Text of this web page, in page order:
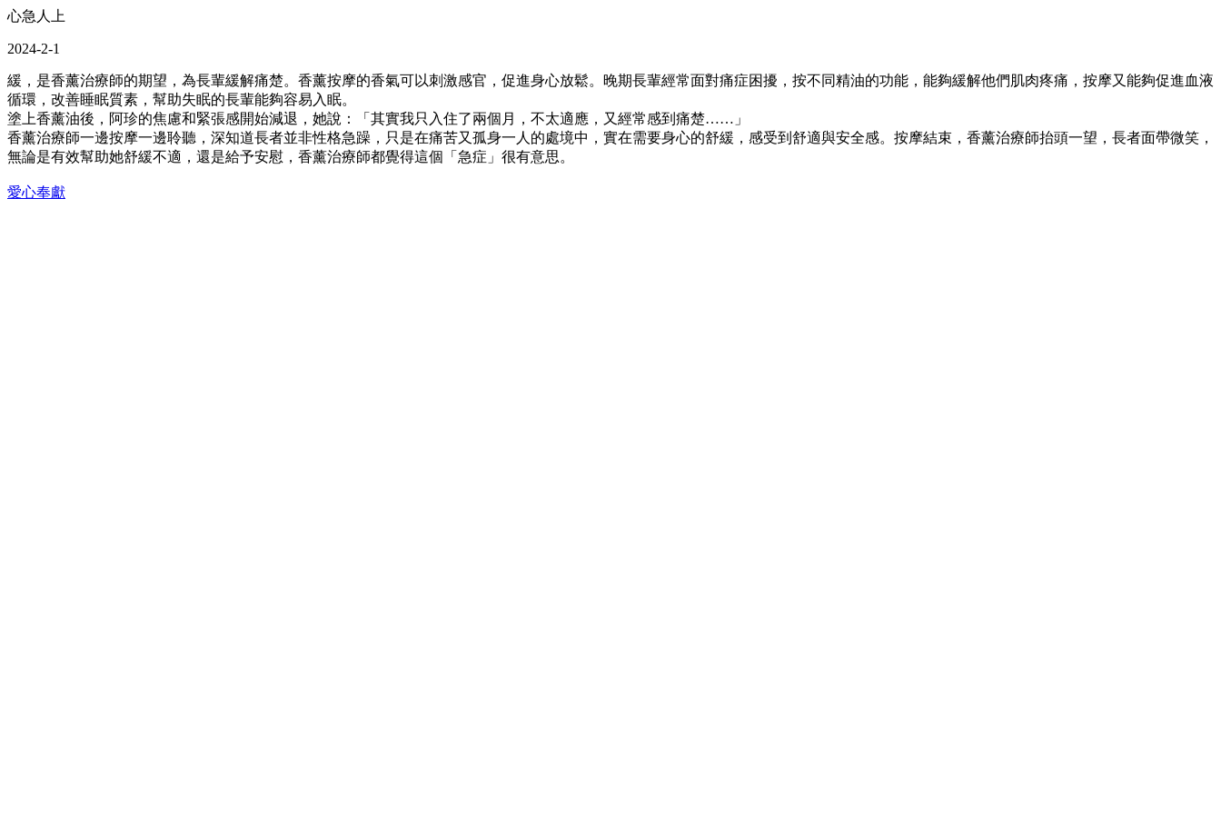
心急人上
2024-2-1
緩，是香薰治療師的期望，為長輩緩解痛楚。香薰按摩的香氣可以刺激感官，促進身心放鬆。晚期長輩經常面對痛症困擾，按不同精油的功能，能夠緩解他們肌肉疼痛，按摩又能夠促進血液
循環，改善睡眠質素，幫助失眠的長輩能夠容易入眠。
塗上香薰油後，阿珍的焦慮和緊張感開始減退，她說：「其實我只入住了兩個月，不太適應，又經常感到痛楚……」
香薰治療師一邊按摩一邊聆聽，深知道長者並非性格急躁，只是在痛苦又孤身一人的處境中，實在需要身心的舒緩，感受到舒適與安全感。按摩結束，香薰治療師抬頭一望，長者面帶微笑，
無論是有效幫助她舒緩不適，還是給予安慰，香薰治療師都覺得這個「急症」很有意思。
愛心奉獻